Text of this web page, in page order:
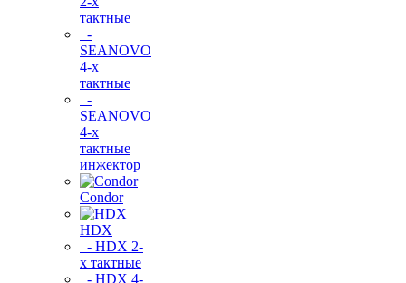
тактные
-
SEANOVO
4-х
тактные
-
SEANOVO
4-х
тактные
инжектор
Condor
HDX
- HDX 2-
х тактные
- HDX 4-